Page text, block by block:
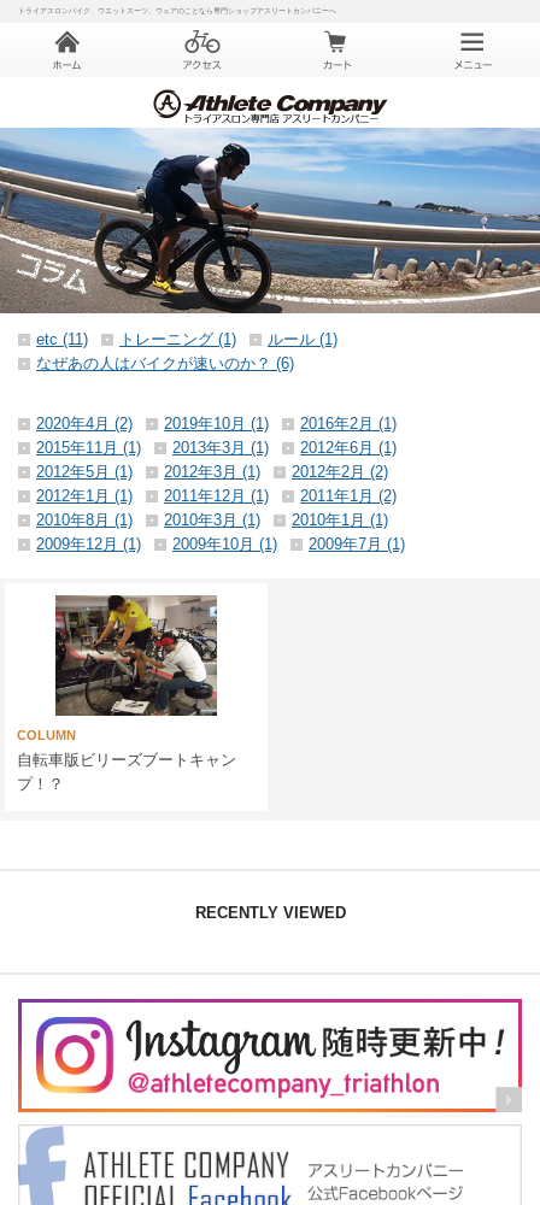
トライアスロンバイク、ウエットスーツ、ウェアのことなら専門ショップアスリートカンパニーへ
etc (11) トレーニング (1)
ルール (1)
なぜあの人はバイクが速いのか？ (6)
2020年4月 (2) 2019年10月 (1)
2016年2月 (1)
2015年11月 (1)
2013年3月 (1)
2012年6月 (1)
2012年5月 (1)
2012年3月 (1)
2012年2月 (2)
2012年1月 (1)
2011年12月 (1)
2011年1月 (2)
2010年8月 (1)
2010年3月 (1)
2010年1月 (1)
2009年12月 (1)
2009年10月 (1) 2009年7月 (1)
COLUMN
自転車版ビリーズブートキャン
プ！？
RECENTLY VIEWED